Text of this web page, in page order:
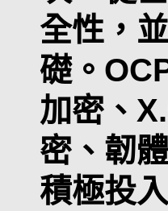
全性，
礎。
加密、
密、韌
積極投